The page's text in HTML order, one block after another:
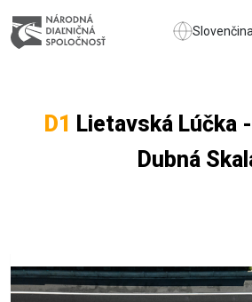
Slovenčina
D1 Lietavská Lúčka
Dubná